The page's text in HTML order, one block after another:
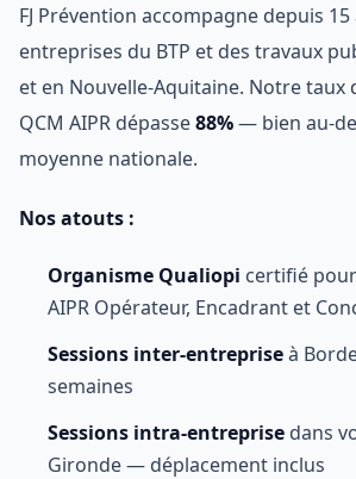
FJ Prévention accompagne depuis 15
entreprises du BTP et des travaux
et en Nouvelle-Aquitaine. Notre taux
QCM AIPR dépasse88%— bien au-
moyenne nationale.
Nos atouts :
Organisme Qualiopi certifié
AIPR Opérateur, Encadrant et
Sessions inter-entrepriseà
semaines
Sessions intra-entreprise dans
Gironde — déplacement inclus